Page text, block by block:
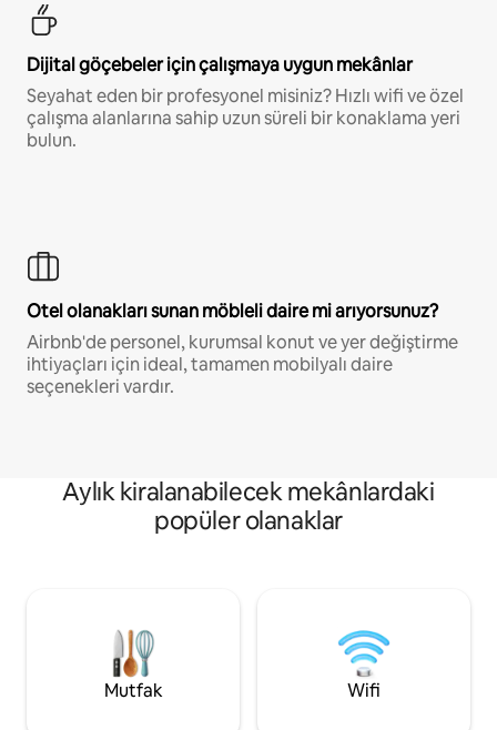
Dijital göçebeler için çalışmaya uygun mekânlar
Seyahat eden bir profesyonel misiniz? Hızlı wifi ve özel
çalışma alanlarına sahip uzun süreli bir konaklama yeri
bulun.
Otel olanakları sunan möbleli daire mi arıyorsunuz?
Airbnb'de personel, kurumsal konut ve yer değiştirme
ihtiyaçları için ideal, tamamen mobilyalı daire
seçenekleri vardır.
Aylık kiralanabilecek mekânlardaki
popüler olanaklar
Mutfak Wifi